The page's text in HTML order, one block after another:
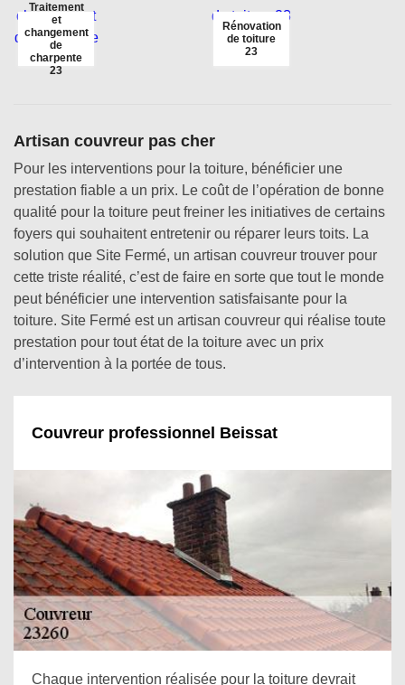
Traitement
et
changement
de
charpente
23
Rénovation
de toiture
23
Artisan couvreur pas cher
Pour les interventions pour la toiture, bénéficier une
prestation fiable a un prix. Le coût de l’opération de bonne
qualité pour la toiture peut freiner les initiatives de certains
foyers qui souhaitent entretenir ou réparer leurs toits. La
solution que Site Fermé, un artisan couvreur trouver pour
cette triste réalité, c’est de faire en sorte que tout le monde
peut bénéficier une intervention satisfaisante pour la
toiture. Site Fermé est un artisan couvreur qui réalise toute
prestation pour tout état de la toiture avec un prix
d’intervention à la portée de tous.
Couvreur professionnel Beissat
Chaque intervention réalisée pour la toiture devrait